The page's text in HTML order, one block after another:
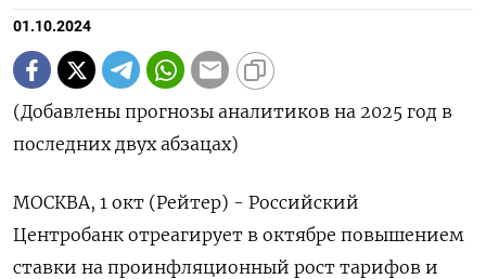
01.10.2024
(Добавлены прогнозы аналитиков на 2025 год в
последних двух абзацах)
МОСКВА, 1 окт (Рейтер) - Российский
Центробанк отреагирует в октябре повышением
ставки на проинфляционный рост тарифов и